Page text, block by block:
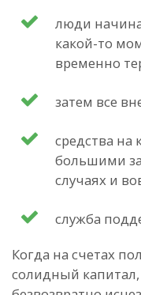
люди
какой-то
временно
затем все
средства на
большими
случаях и
служба
Когда на счетах
солидный